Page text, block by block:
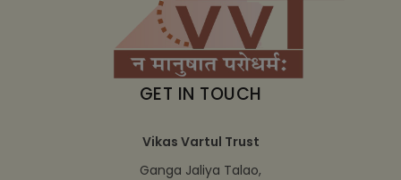
GET IN TOUCH
Vikas Vartul Trust
Ganga Jaliya Talao,